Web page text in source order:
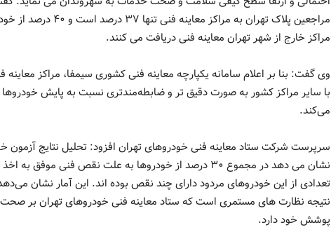
مراجعین پلاک تهران به
مراکز خارج از شهر تهران معاینه فنی دریافت می کنند.
وی گفت: بنا بر اعلام سامانه یکپارچه معاینه فنی کشوری سیمفا، مراکز
با سایر مراکز کشور به صورت دقیق تر و ضابطه‌مندتری نسبت به پایش خودروها
می‌کند.
سرپرست شرکت ستاد معاینه فنی خودروهای تهران افزود: تحلیل نتایج آزمون
نشان می دهد در مجموع ۳۰ درصد از خودروها به علت نقص فنی
تعدادی از این خودروهای مردود دارای چند نقص بوده اند. این آمار نشان
نتیجه نظارت های مستمری است که ستاد معاینه فنی خودروهای تهران بر صحت
پوشش خود دارد.